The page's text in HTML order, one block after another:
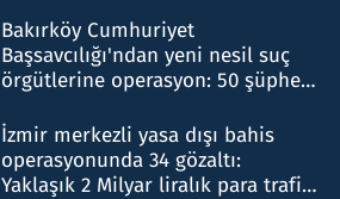
Bakırköy Cumhuriyet
Başsavcılığı'ndan yeni nesil suç
örgütlerine operasyon: 50 şüpheli
İzmir merkezli yasa dışı bahis
operasyonunda 34 gözaltı:
Yaklaşık 2 Milyar liralık para trafiği